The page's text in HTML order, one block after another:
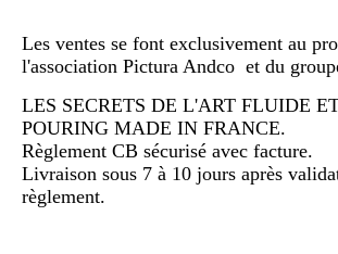
Les ventes se font exclusivement au
l'association Pictura Andco et du
LES SECRETS DE L'ART FLUIDE
POURING MADE IN FRANCE.
Règlement CB sécurisé avec facture.
Livraison sous 7 à 10 jours après
règlement.